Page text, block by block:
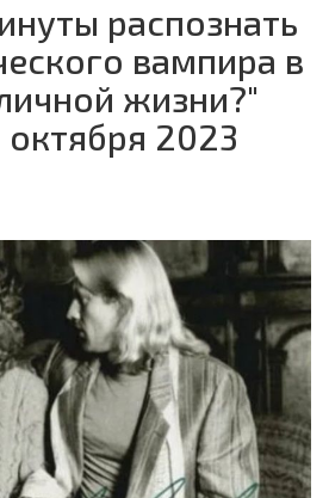
распознать
вампира в
жизни?"
2023